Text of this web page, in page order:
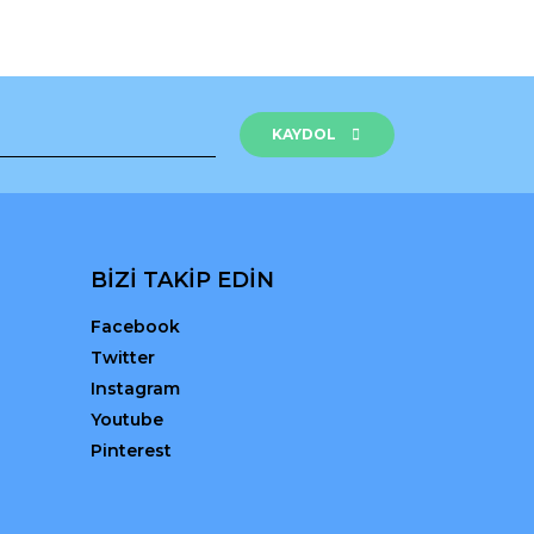
KAYDOL
BİZİ TAKİP EDİN
Facebook
Twitter
Instagram
Youtube
Pinterest